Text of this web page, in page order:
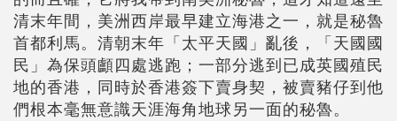
清末年間，美洲西岸最早建立海港之一，就是秘魯
首都利馬。清朝末年「太平天國」亂後，「天國國
民」為保頭顱四處逃跑；一部分逃到已成英國殖民
地的香港，同時於香港簽下賣身契，被賣豬仔到他
們根本毫無意識天涯海角地球另一面的秘魯。